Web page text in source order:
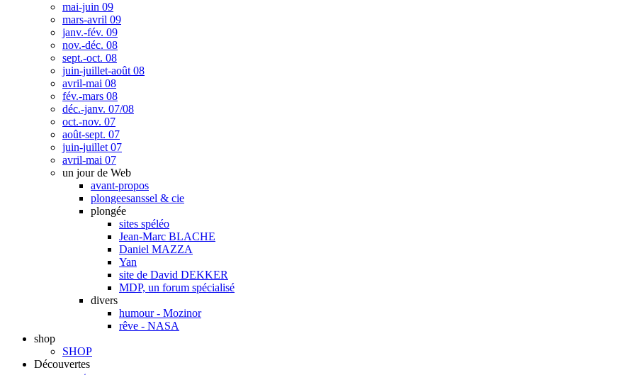
mai-juin 09
mars-avril 09
janv.-fév. 09
nov.-déc. 08
sept.-oct. 08
juin-juillet-août 08
avril-mai 08
fév.-mars 08
déc.-janv. 07/08
oct.-nov. 07
août-sept. 07
juin-juillet 07
avril-mai 07
un jour de Web
avant-propos
plongeesanssel & cie
plongée
sites spéléo
Jean-Marc BLACHE
Daniel MAZZA
Yan
site de David DEKKER
MDP, un forum spécialisé
divers
humour - Mozinor
rêve - NASA
shop
SHOP
Découvertes